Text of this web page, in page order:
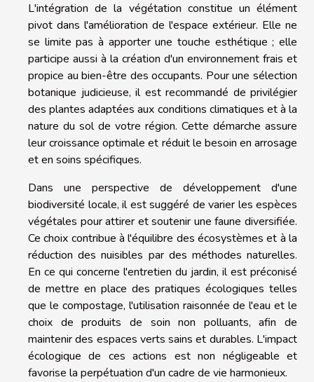
L'intégration de la végétation constitue un élément
pivot dans l'amélioration de l'espace extérieur. Elle ne
se limite pas à apporter une touche esthétique ; elle
participe aussi à la création d'un environnement frais et
propice au bien-être des occupants. Pour une sélection
botanique judicieuse, il est recommandé de privilégier
des plantes adaptées aux conditions climatiques et à la
nature du sol de votre région. Cette démarche assure
leur croissance optimale et réduit le besoin en arrosage
et en soins spécifiques.
Dans une perspective de développement d'une
biodiversité locale, il est suggéré de varier les espèces
végétales pour attirer et soutenir une faune diversifiée.
Ce choix contribue à l'équilibre des écosystèmes et à la
réduction des nuisibles par des méthodes naturelles.
En ce qui concerne l'entretien du jardin, il est préconisé
de mettre en place des pratiques écologiques telles
que le compostage, l'utilisation raisonnée de l'eau et le
choix de produits de soin non polluants, afin de
maintenir des espaces verts sains et durables. L'impact
écologique de ces actions est non négligeable et
favorise la perpétuation d'un cadre de vie harmonieux.